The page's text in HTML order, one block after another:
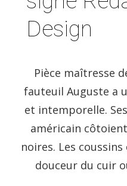
Design
Pièce maîtresse
fauteuil Auguste a
et intemporelle.
américain
noires. Les
douceur du cuir